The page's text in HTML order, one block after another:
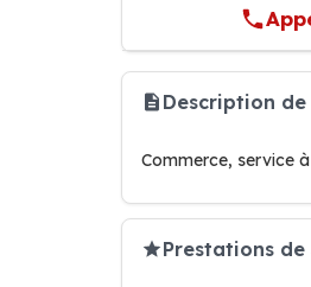
Description de
Commerce, service
Prestations de